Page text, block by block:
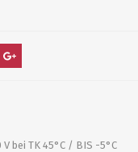
bei TK 45°C / BIS -5°C